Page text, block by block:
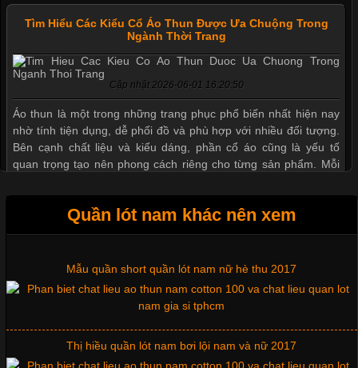
Tìm Hiểu Các Kiểu Cổ Áo Thun Được Ưa Chuộng Trong
Ngành Thời Trang
Cập nhật 2026-06-01 16:20:50
Áo thun là một trong những trang phục phổ biến nhất hiện nay
nhờ tính tiện dụng, dễ phối đồ và phù hợp với nhiều đối tượng.
Bên cạnh chất liệu và kiểu dáng, phần cổ áo cũng là yếu tố
quan trọng tạo nên phong cách riêng cho từng sản phẩm. Mỗi
Những Mẫu Áo Thun Đồng Phục Công Ty Được Ưa
Chuộng Hiện Nay
Cập nhật 2026-06-01 14:23:34
Trong môi trường kinh doanh hiện đại, việc xây dựng hình ảnh
Quần lót nam khác nên xem
Mẫu quần short quần lót nam nữ hè thu 2017
Thị hiều quần lót nam bơi lội nam và nữ 2017